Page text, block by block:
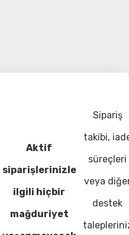
Aktif
siparişlerinizle
ilgili hiçbir
mağduriyet
Sipariş
takibi,
süreçleri
veya
destek